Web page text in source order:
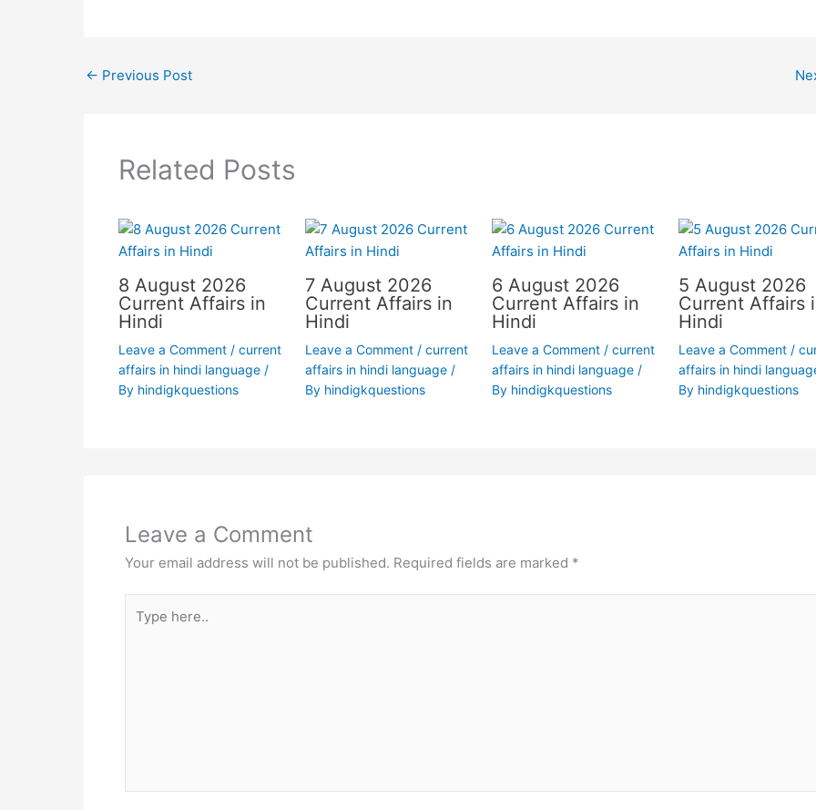
← Previous Post
Related Posts
8 August 2026
Current Affairs in
Hindi
Leave a Comment / current
affairs in hindi language/
By hindigkquestions
7 August 2026
Current Affairs in
Hindi
Leave a Comment / current
affairs in hindi language/
By hindigkquestions
6 August 2026
Current Affairs in
Hindi
Leave a Comment / current
affairs in hindi language/
By hindigkquestions
5 August 2026
Current Affairs
Hindi
Leave a Comment /
affairs in hindi
By hindigkquestions
Leave a Comment
Your email address will not be published. Required fields are marked *
here..